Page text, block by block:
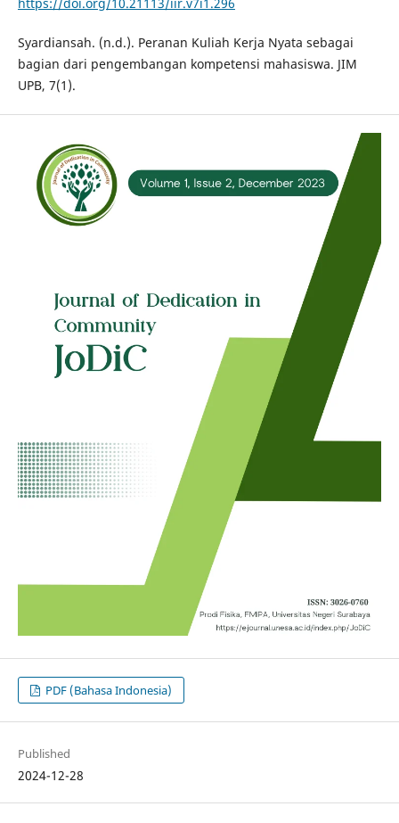
Syardiansah. (n.d.). Peranan Kuliah Kerja Nyata sebagai
bagian dari pengembangan kompetensi mahasiswa. JIM
UPB, 7(1).
PDF (Bahasa Indonesia)
Published
2024-12-28